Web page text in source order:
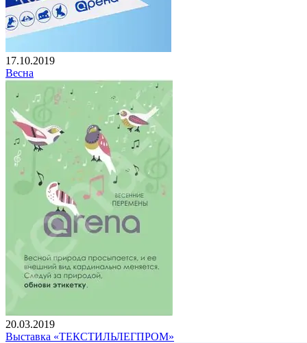
17.10.2019
Весна
20.03.2019
Выставка «ТЕКСТИЛЬЛЕГПРОМ»